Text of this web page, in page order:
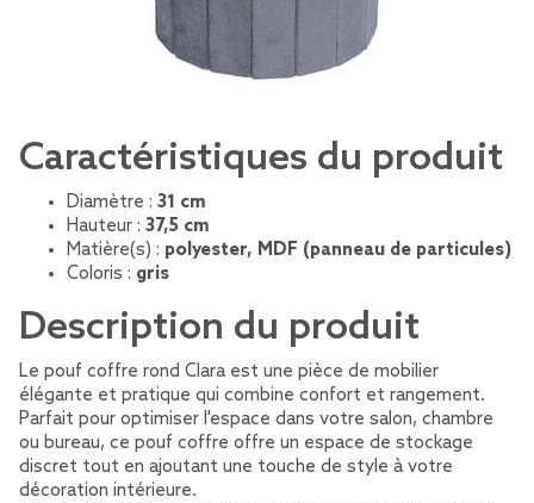
Caractéristiques du produit
Diamètre : 31 cm
Hauteur : 37,5 cm
Matière(s) : polyester, MDF (panneau de particules)
Coloris : gris
Description du produit
Le pouf coffre rond Clara est une pièce de mobilier
élégante et pratique qui combine confort et rangement.
Parfait pour optimiser l'espace dans votre salon, chambre
ou bureau, ce pouf coffre offre un espace de stockage
discret tout en ajoutant une touche de style à votre
décoration intérieure.